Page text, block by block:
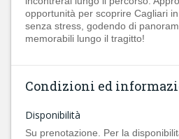
opportunità per scoprire Cagliari
senza stress, godendo di
memorabili lungo il tragitto!
Condizioni ed
Disponibilità
Su prenotazione. Per la